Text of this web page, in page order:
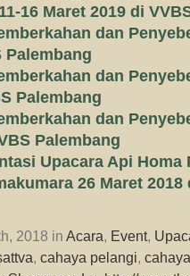
16 Maret 2019 di
dan
Palembang
dan
Palembang
dan
Palembang
Upacara Api Homa
26 Maret
2018 in Acara, Event,
, cahaya pelangi,